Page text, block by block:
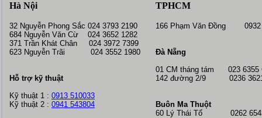
Hà Nội
32 Nguyễn Phong Sắc 024 3793 2190
684 Nguyễn Văn Cừ 024 3652 1282
371 Trần Khát Chân 024 3972 7399
623 Nguyễn Trãi 024 3552 1980
Hỗ trợ kỹ thuật
Kỹ thuật 1 : 0913 510033
Kỹ thuật 2 : 0941 543804
TPHCM
166 Phạm Văn Đồng 0932
Đà Nẵng
01 CM tháng tám 023 6355
142 đường 2/9 0236
Buôn Ma Thuột
60 Lý Thái Tổ 0262